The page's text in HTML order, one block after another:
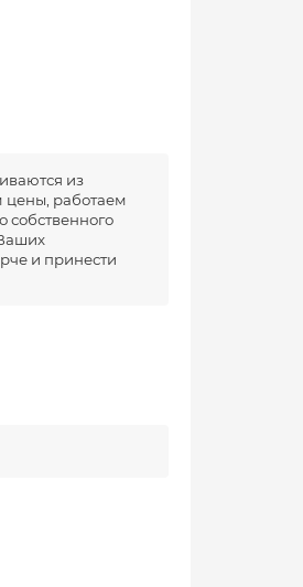
из
цены, работаем
и принести